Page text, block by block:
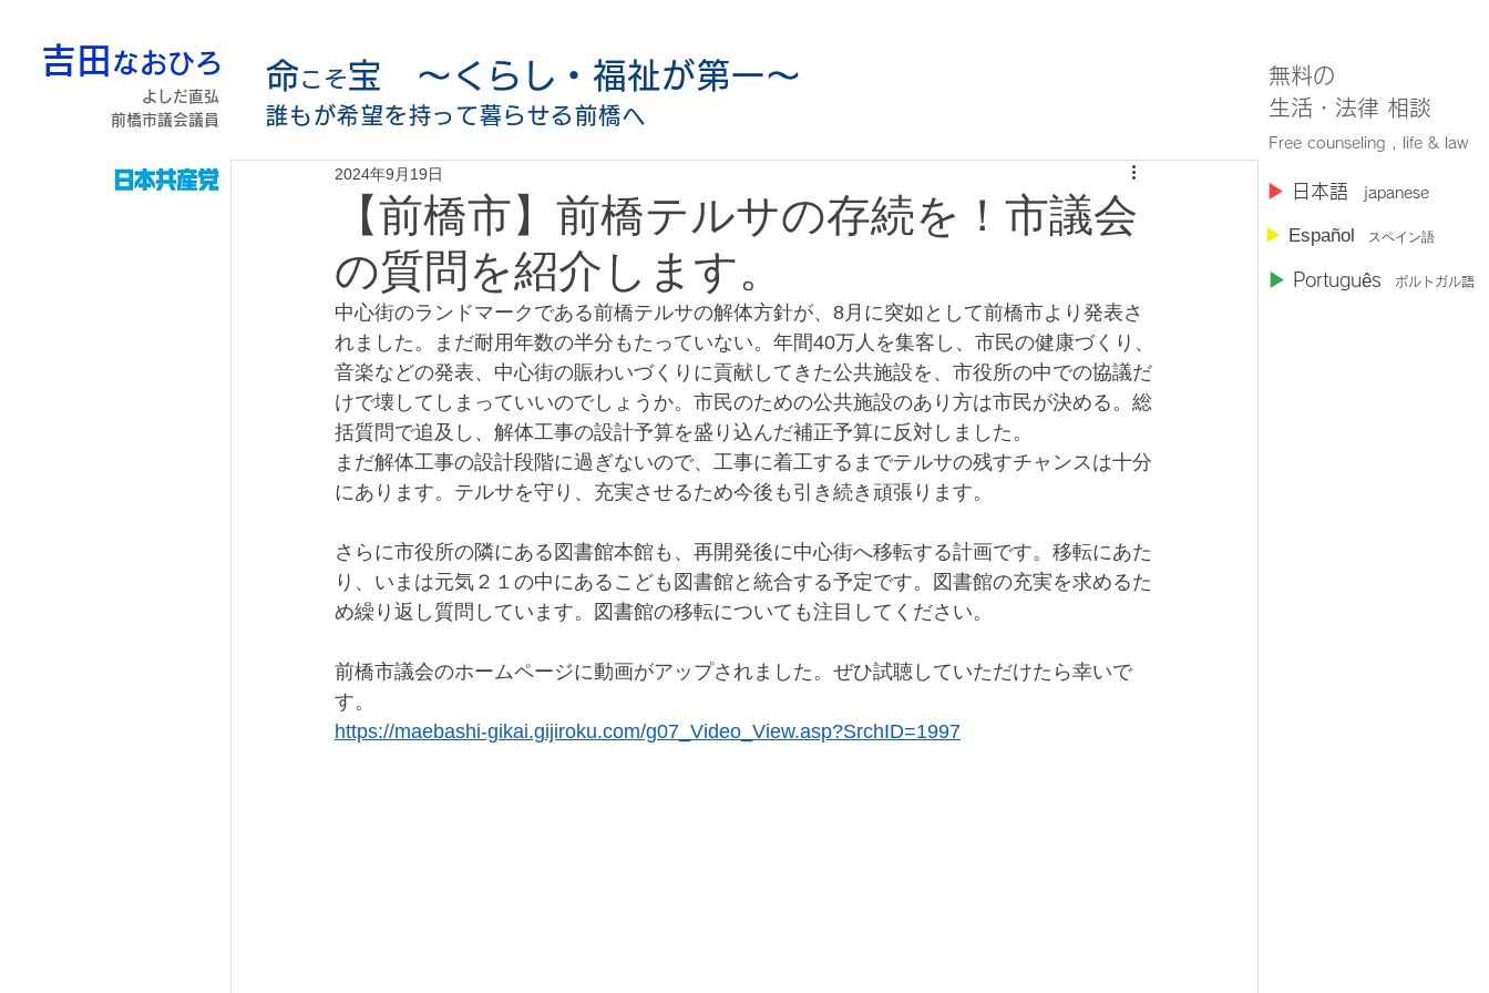
吉田 なおひろ
よしだ直弘
前橋市議会議員
無料の
​生活・法律 相談
Free counseling , life & law
​▶︎ 日本語 japanese
▶︎ Español スペイン語
▶︎ Português ポルトガル語
【前橋市】前橋テルサの存続を！市議会
の質問を紹介します。
2024年9月19日
中心街のランドマークである前橋テルサの解体方針が、8月に突如として前橋市より発表さ
れました。まだ耐用年数の半分もたっていない。年間40万人を集客し、市民の健康づくり、
音楽などの発表、中心街の賑わいづくりに貢献してきた公共施設を、市役所の中での協議だ
けで壊してしまっていいのでしょうか。市民のための公共施設のあり方は市民が決める。総
括質問で追及し、解体工事の設計予算を盛り込んだ補正予算に反対しました。
まだ解体工事の設計段階に過ぎないので、工事に着工するまでテルサの残すチャンスは十分
にあります。テルサを守り、充実させるため今後も引き続き頑張ります。
さらに市役所の隣にある図書館本館も、再開発後に中心街へ移転する計画です。移転にあた
り、いまは元気２１の中にあるこども図書館と統合する予定です。図書館の充実を求めるた
め繰り返し質問しています。図書館の移転についても注目してください。
前橋市議会のホームページに動画がアップされました。ぜひ試聴していただけたら幸いで
す。
https://maebashi-gikai.gijiroku.com/g07_Video_View.asp?SrchID=1997
命こそ宝 〜くらし・福祉が第一〜
誰もが希望を持って暮らせる前橋へ